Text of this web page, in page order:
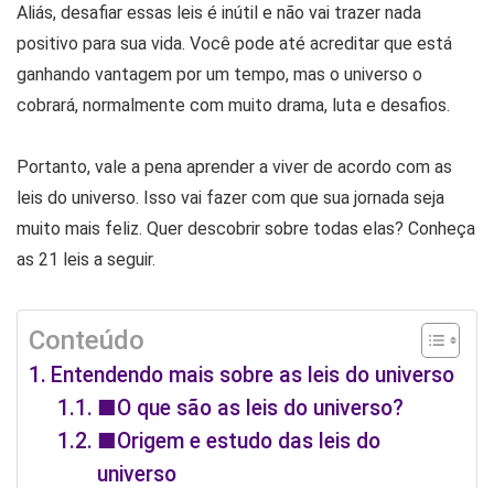
Aliás, desafiar essas leis é inútil e não vai trazer nada
positivo para sua vida. Você pode até acreditar que está
ganhando vantagem por um tempo, mas o universo o
cobrará, normalmente com muito drama, luta e desafios.
Portanto, vale a pena aprender a viver de acordo com as
leis do universo. Isso vai fazer com que sua jornada seja
muito mais feliz. Quer descobrir sobre todas elas? Conheça
as 21 leis a seguir.
Conteúdo
Entendendo mais sobre as leis do universo
■O que são as leis do universo?
■Origem e estudo das leis do
universo